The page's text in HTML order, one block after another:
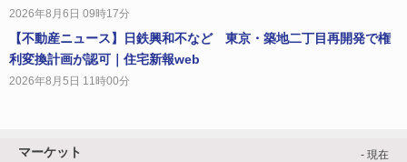
2026年8月6日 09時17分
【不動産ニュース】日鉄興和不など 東京・築地二丁目再開発で権
利変換計画が認可｜住宅新報web
2026年8月5日 11時00分
マーケット - 現在